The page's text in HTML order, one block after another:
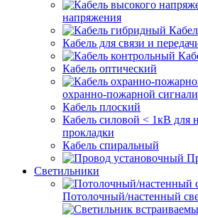
напряжения
Кабель для связи и
Кабель оптический
охранно-пожарной
Кабель плоский
Кабель силовой < 1кВ для
прокладки
Кабель спиральный
Светильники
Потолочный/настенный